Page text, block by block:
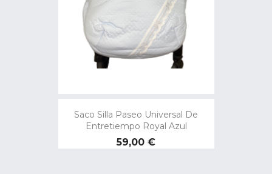
Saco Silla Paseo Universal De
Entretiempo Royal Azul
Precio
59,00 €